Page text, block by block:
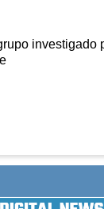
investigado